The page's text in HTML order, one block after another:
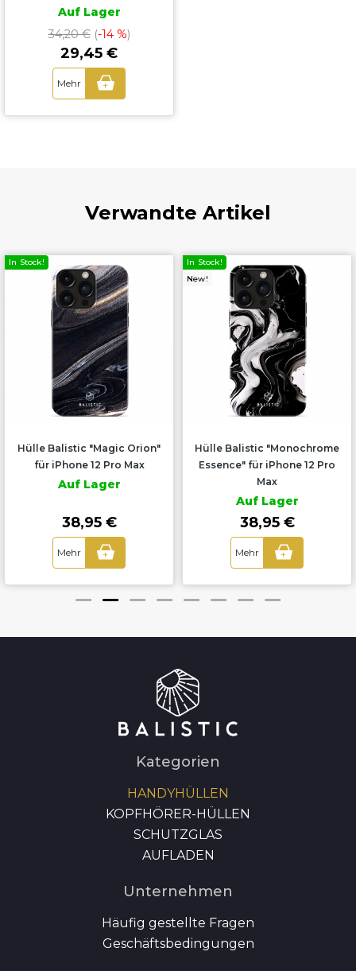
Auf Lager
34,20 €(-14 %)
29,45 €
Mehr +
Verwandte Artikel
In Stock!
Hülle Balistic "Magic Orion"
für iPhone 12 Pro Max
Auf Lager
38,95 €
Mehr +
New!
In Stock!
Hülle Balistic "Monochrome
Essence" für iPhone 12 Pro
Max
Auf Lager
38,95 €
Mehr +
Kategorien
HANDYHÜLLEN
KOPFHÖRER-HÜLLEN
SCHUTZGLAS
AUFLADEN
Unternehmen
Häufig gestellte Fragen
Geschäftsbedingungen